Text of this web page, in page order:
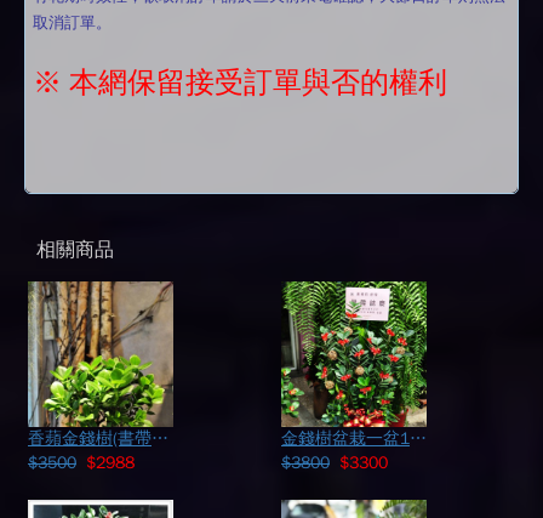
取消訂單。
※ 本網保留接受訂單與否的權利
相關商品
香蘋金錢樹(書帶木)108102104
$3500 $2988
金錢樹盆栽一盆108062807
$3800 $3300